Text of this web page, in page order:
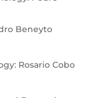
Beneyto
Rosario Cobo